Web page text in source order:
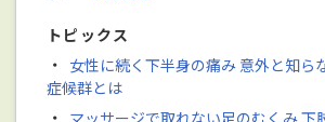
トピックス
・ 女性に続く下半身の痛み 意外と知ら
症候群とは
・